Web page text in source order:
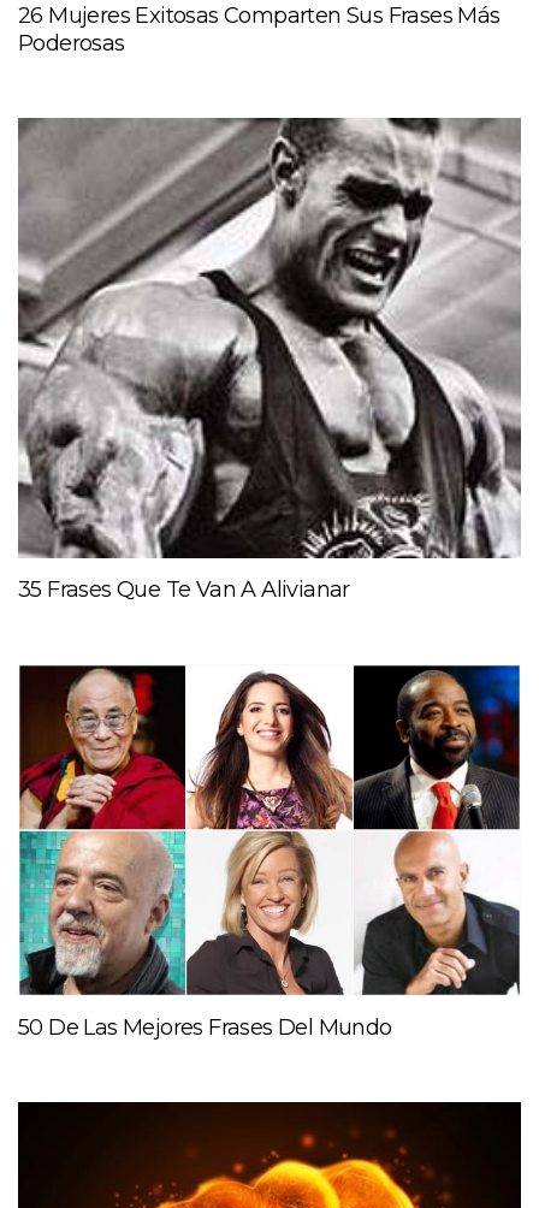
26 Mujeres Exitosas Comparten Sus Frases Más
Poderosas
35 Frases Que Te Van A Alivianar
50 De Las Mejores Frases Del Mundo